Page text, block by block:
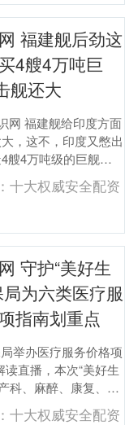
福建舰后劲这
4艘4万吨巨
舰还大
网 福建舰给印度方面
，这不，印度又憋出
艘4万吨级的巨舰，
力”了。 （印度船
十大权威安全配资
守护“美好生
为六类医疗服
指南划重点
举办医疗服务价格项
直播，本次“美好生
科、麻醉、康复、体
等六类立项指南。 记
十大权威安全配资